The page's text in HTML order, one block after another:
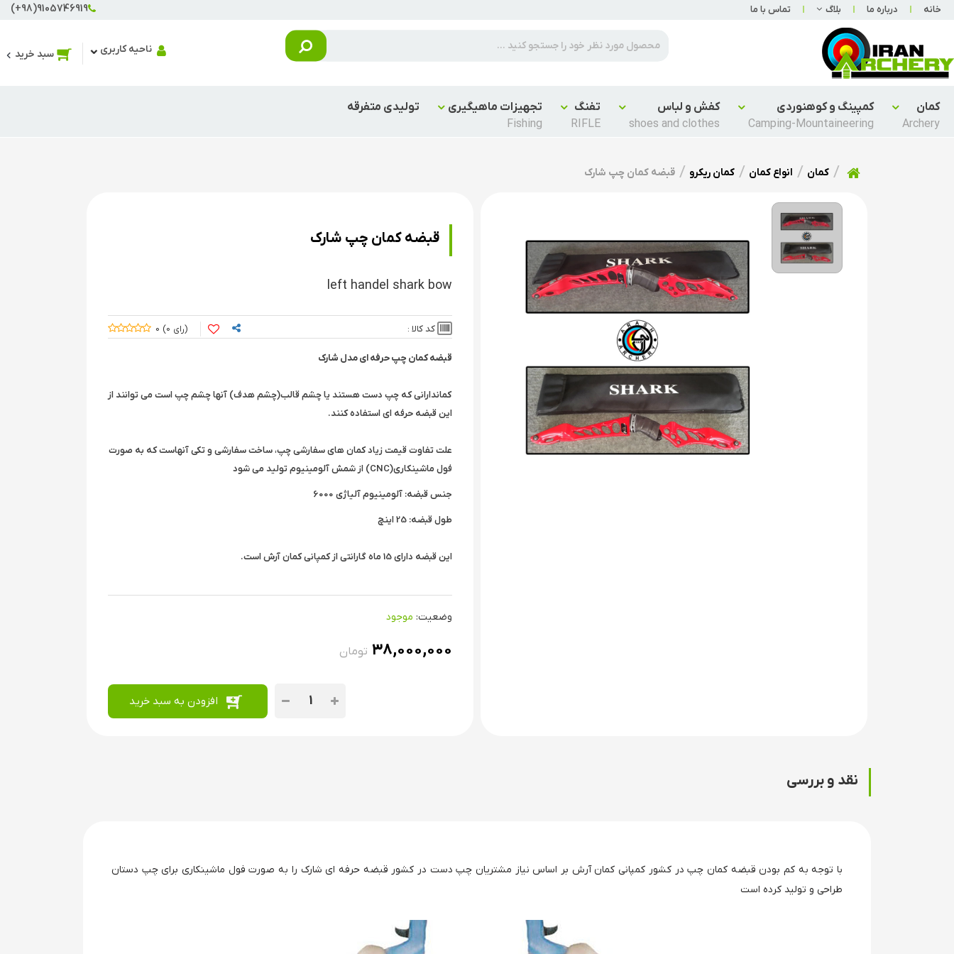
خانه درباره ما بلاگ تماس با ما (+98)9105746919
کمان
Archery
کمپینگ و کوهنوردی
Camping-Mountaineering
کفش و لباس
shoes and clothes
تفنگ
RIFLE
تجهیزات ماهیگیری
Fishing
تولیدی متفرقه
سبد خرید ناحیه کاربری
کمان انواع کمان کمان ریکرو قبضه کمان چپ شارک
قبضه کمان چپ شارک
left handel shark bow
0 0 کد کالا :
قبضه کمان چپ حرفه ای مدل شارک
کماندارانی که چپ دست هستند یا چشم قالب(چشم هدف) آنها چشم چپ است می توانند از
این قبضه حرفه ای استفاده کنند.
علت تفاوت قیمت زیاد کمان های سفارشی چپ، ساخت سفارشی و تکی آنهاست که به صورت
فول ماشینکاری(CNC) از شمش آلومینیوم تولید می شود
جنس قبضه: آلومینیوم آلیاژی 6000
طول قبضه: 25 اینچ
این قبضه دارای 15 ماه گارانتی از کمپانی کمان آرش است.
وضعیت: موجود
۳۸,۰۰۰,۰۰۰ تومان
افزودن به سبد خرید
نقد و بررسی
با توجه به کم بودن قبضه کمان چپ در کشور کمپانی کمان آرش بر اساس نیاز مشتریان چپ دست در کشور قبضه حرفه ای شارک را به صورت فول ماشینکاری برای چپ دستان
طراحی و تولید کرده است